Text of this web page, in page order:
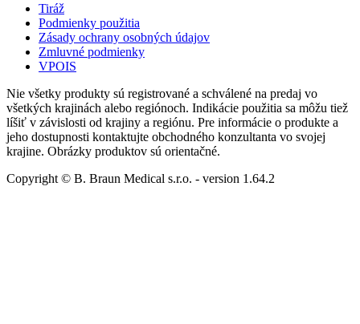
Tiráž
Podmienky použitia
Zásady ochrany osobných údajov
Zmluvné podmienky
VPOIS
Nie všetky produkty sú registrované a schválené na predaj vo
všetkých krajinách alebo regiónoch. Indikácie použitia sa môžu tiež
líšiť v závislosti od krajiny a regiónu. Pre informácie o produkte a
jeho dostupnosti kontaktujte obchodného konzultanta vo svojej
krajine. Obrázky produktov sú orientačné.
Copyright © B. Braun Medical s.r.o. - version 1.64.2